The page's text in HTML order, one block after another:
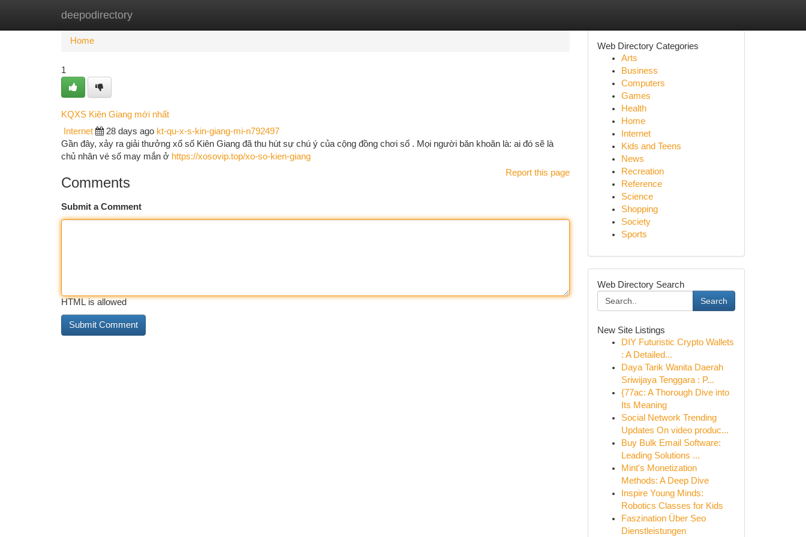
deepodirectory
Home New Site Listings
Home
1
KQXS Kiên Giang mới nhất
Internet 28 days ago kt-qu-x-s-kin-giang-mi-n792497
Gần đây, xảy ra giải thưởng xổ số Kiên Giang đã thu hút sự chú ý của cộng đồng chơi số . Mọi người băn khoăn là: ai đó sẽ là
chủ nhân vé số may mắn ở https://xosovip.top/xo-so-kien-giang
Report this page
Comments
Submit a Comment
HTML is allowed
Web Directory Categories
Arts
Business
Computers
Games
Health
Home
Internet
Kids and Teens
News
Recreation
Reference
Science
Shopping
Society
Sports
Web Directory Search
Search
New Site Listings
DIY Futuristic Crypto Wallets
: A Detailed...
Daya Tarik Wanita Daerah
Sriwijaya Tenggara : P...
{77ac: A Thorough Dive into
Its Meaning
Social Network Trending
Updates On video produc...
Buy Bulk Email Software:
Leading Solutions ...
Mint's Monetization
Methods: A Deep Dive
Inspire Young Minds:
Robotics Classes for Kids
Faszination Über Seo
Dienstleistungen